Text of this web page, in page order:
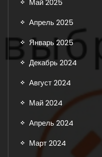
Апрель 2025
Январь 2025
Декабрь 2024
Август 2024
Май 2024
Апрель 2024
Март 2024